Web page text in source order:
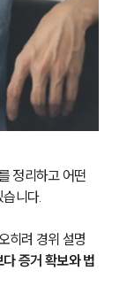
정리하고 어떤
니다.
히려 경위 설명
증거 확보와 법